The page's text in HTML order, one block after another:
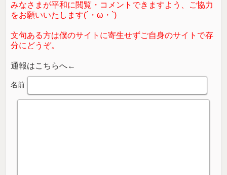
みなさまが平和に閲覧・コメントできますよう、ご協力
をお願いいたします(´・ω・`)
文句ある方は僕のサイトに寄生せずご自身のサイトで存
分にどうぞ。
通報はこちらへ←
名前